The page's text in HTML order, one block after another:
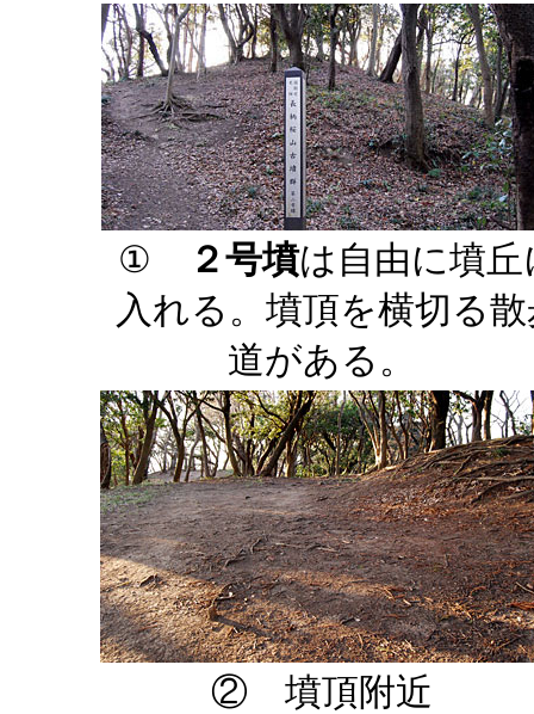
① ２号墳は自由に墳丘
入れる。墳頂を横切る
道がある。
② 墳頂附近